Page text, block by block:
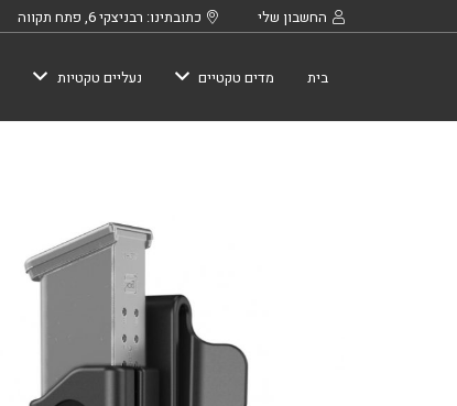
החשבון שלי כתובתינו: רבניצקי 6, פתח תקווה
בית מדים טקטיים נעליים טקטיות